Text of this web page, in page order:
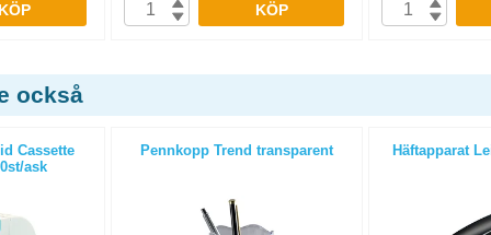
KÖP
också
Cassette
ask
Pennkopp Trend transparent Häftapparat